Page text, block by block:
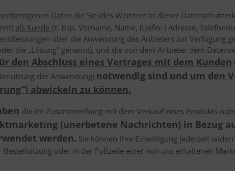
Daten die Sie (des Weiteren in dieser
als Kunde (z. Bsp. Vorname, Name, (Liefer-) Adresse,
über die Anwendung des Anbieters zur Verfügung
die „Lösung” genannt), und die von dem Anbieter dem
den Abschluss eines Vertrages mit dem Kunden
der Anwendung) notwendig sind und um den
abwickeln zu können.
die im Zusammenhang mit dem Verkauf eines Produkts
(unerbetene Nachrichten) in Bezug
werden. Sie können Ihre Einwilligung jederzeit
oder in der Fußzeile einer von uns erhaltenen